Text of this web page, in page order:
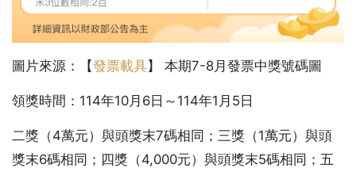
圖片來源：【發票載具】 本期7-8月發票中獎號碼圖
領獎時間：114年10月6日～114年1月5日
二獎（4萬元）與頭獎末7碼相同；三獎（1萬元）與頭
獎末6碼相同；四獎（4,000元）與頭獎末5碼相同；五